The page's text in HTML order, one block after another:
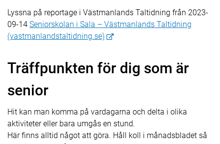
Lyssna på reportage i Västmanlands Taltidning från 2023-
09-14 Seniorskolan i Sala – Västmanlands Taltidning
(vastmanlandstaltidning.se)
Träffpunkten för dig som är
senior
Hit kan man komma på vardagarna och delta i olika
aktiviteter eller bara umgås en stund.
Här finns alltid något att göra. Håll koll i månadsbladet så